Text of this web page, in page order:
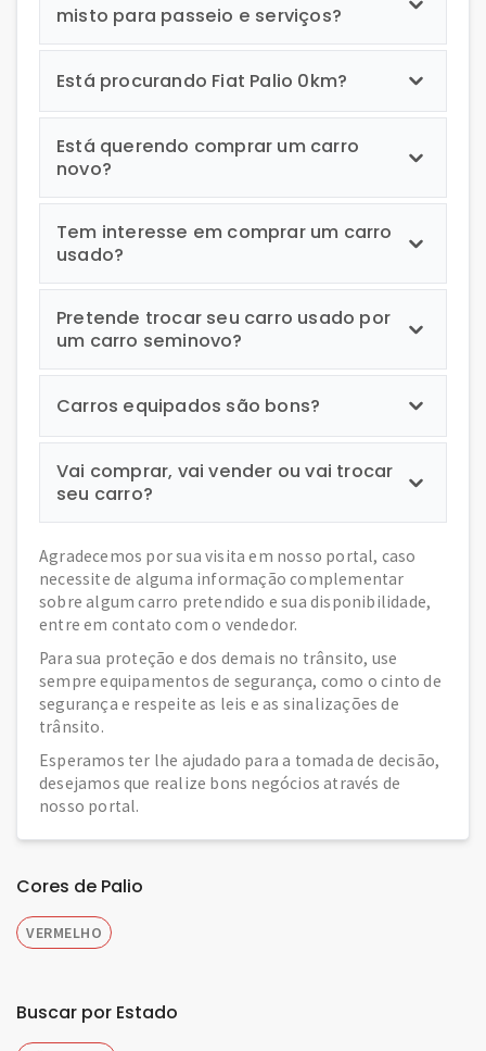
misto para passeio e serviços?
Está procurando Fiat Palio 0km?
Está querendo comprar um carro
novo?
Tem interesse em comprar um carro
usado?
Pretende trocar seu carro usado por
um carro seminovo?
Carros equipados são bons?
Vai comprar, vai vender ou vai trocar
seu carro?
Agradecemos por sua visita em nosso portal, caso
necessite de alguma informação complementar
sobre algum carro pretendido e sua disponibilidade,
entre em contato com o vendedor.
Para sua proteção e dos demais no trânsito, use
sempre equipamentos de segurança, como o cinto de
segurança e respeite as leis e as sinalizações de
trânsito.
Esperamos ter lhe ajudado para a tomada de decisão,
desejamos que realize bons negócios através de
nosso portal.
Cores de Palio
VERMELHO
Buscar por Estado